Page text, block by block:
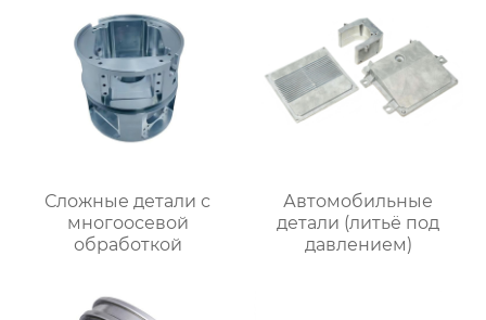
Сложные детали с
многоосевой
обработкой
Автомобильные
детали (литьё под
давлением)